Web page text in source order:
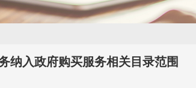
纳入政府购买服务相关目录范围